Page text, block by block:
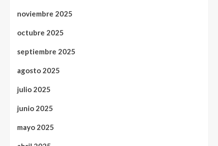
noviembre 2025
octubre 2025
septiembre 2025
agosto 2025
julio 2025
junio 2025
mayo 2025